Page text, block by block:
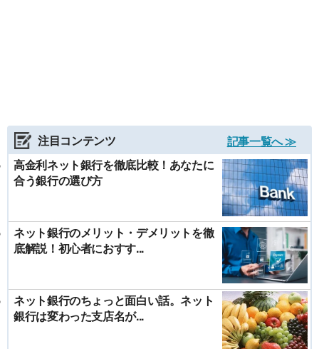
注目コンテンツ
記事一覧へ ≫
高金利ネット銀行を徹底比較！あなたに
合う銀行の選び方
ネット銀行のメリット・デメリットを徹
底解説！初心者におすす...
ネット銀行のちょっと面白い話。ネット
銀行は変わった支店名が...